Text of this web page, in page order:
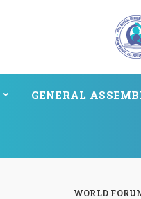
GENERAL
WORLD